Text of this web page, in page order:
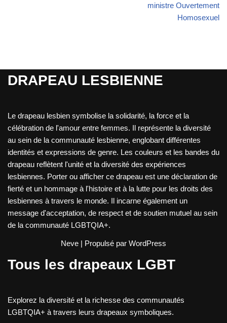
ministre Ouvertement
Homosexuel
DRAPEAU LESBIENNE
Le drapeau lesbien symbolise la solidarité, la force et la
célébration de l'amour entre femmes. Il représente la diversité
au sein de la communauté lesbienne, englobant différentes
identités et expressions de genre. Les couleurs et les bandes du
drapeau reflètent l'unité et la diversité des expériences
lesbiennes. Porter ou afficher ce drapeau est une déclaration de
fierté et un hommage à l'histoire et à la lutte pour les droits des
lesbiennes à travers le monde. Il incarne également un
message d'acceptation, de respect et de soutien mutuel au sein
de la communauté LGBTQIA+.
Neve | Propulsé par WordPress
Tous les drapeaux LGBT
Explorez la diversité et la richesse des communautés
LGBTQIA+ à travers leurs drapeaux symboliques.